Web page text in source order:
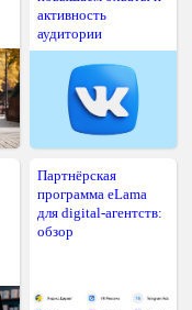
активность
аудитории
Партнёрская
программа eLama
для digital-агентств:
обзор